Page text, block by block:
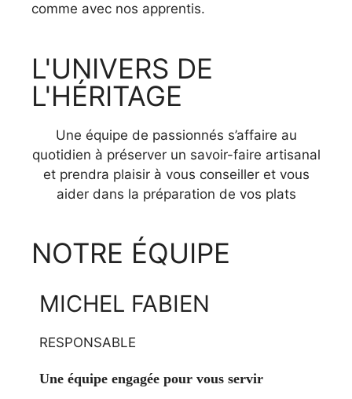
comme avec nos apprentis.
L'UNIVERS DE
L'HÉRITAGE
Une équipe de passionnés s’affaire au
quotidien à préserver un savoir-faire artisanal
et prendra plaisir à vous conseiller et vous
aider dans la préparation de vos plats
NOTRE ÉQUIPE
MICHEL FABIEN
RESPONSABLE
Une équipe engagée pour vous servir